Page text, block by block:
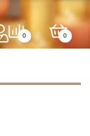
0 0